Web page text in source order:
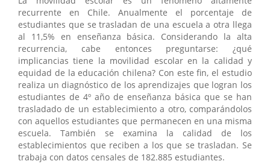
recurrente en Chile. Anualmente el porcentaje de
estudiantes que se trasladan de una escuela a otra llega
al 11,5% en enseñanza básica. Considerando la alta
recurrencia, cabe entonces preguntarse: ¿qué
implicancias tiene la movilidad escolar en la calidad y
equidad de la educación chilena? Con este fin, el estudio
realiza un diagnóstico de los aprendizajes que logran los
estudiantes de 4º año de enseñanza básica que se han
trasladado de un establecimiento a otro, comparándolos
con aquellos estudiantes que permanecen en una misma
escuela. También se examina la calidad de los
establecimientos que reciben a los que se trasladan. Se
trabaja con datos censales de 182.885 estudiantes.